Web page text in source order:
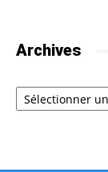
Archives
Archives